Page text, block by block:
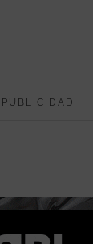
PUBLICIDAD